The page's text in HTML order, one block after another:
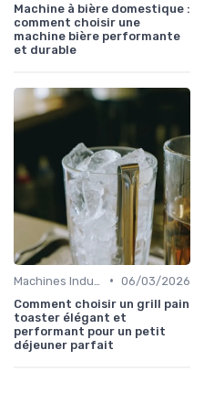
Machine à bière domestique :
comment choisir une
machine bière performante
et durable
• 06/03/2026
Comment choisir un grill pain
toaster élégant et
performant pour un petit
déjeuner parfait